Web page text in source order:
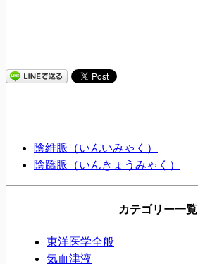
陰維脈（いんいみゃく）
陰蹻脈（いんきょうみゃく）
カテゴリー一覧
東洋医学全般
気血津液